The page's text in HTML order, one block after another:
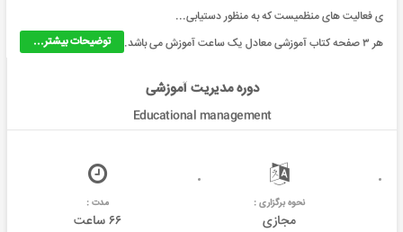
ی فعالیت های منظمیست که به منظور دستیابی...
توضیحات بیشتر...
هر ۳ صفحه کتاب آموزشی معادل یک ساعت آموزش می باشد.
دوره مدیریت آموزشی
Educational management
نحوه برگزاری :
مجازی
مدت :
۶۶ ساعت